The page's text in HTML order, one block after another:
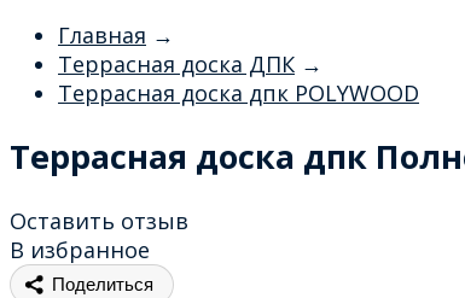
Главная →
Террасная доска ДПК →
Террасная доска дпк POLYWOOD
Террасная доска дпк
Оставить отзыв
В избранное
Поделиться